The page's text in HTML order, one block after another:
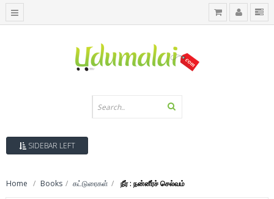
SIDEBAR LEFT
Home Books கட்டுரைகள் நீர் : நன்னீர்ச் செல்வம்